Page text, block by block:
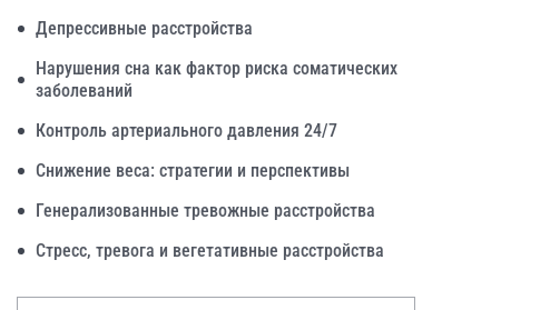
Депрессивные расстройства
Нарушения сна как фактор риска соматических
заболеваний
Контроль артериального давления 24/7
Снижение веса: стратегии и перспективы
Генерализованные тревожные расстройства
Стресс, тревога и вегетативные расстройства